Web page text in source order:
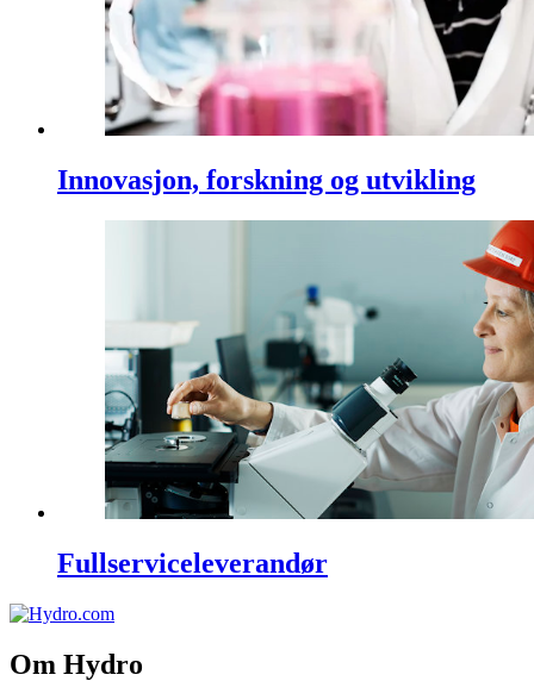
Innovasjon, forskning og utvikling
Fullserviceleverandør
Om Hydro